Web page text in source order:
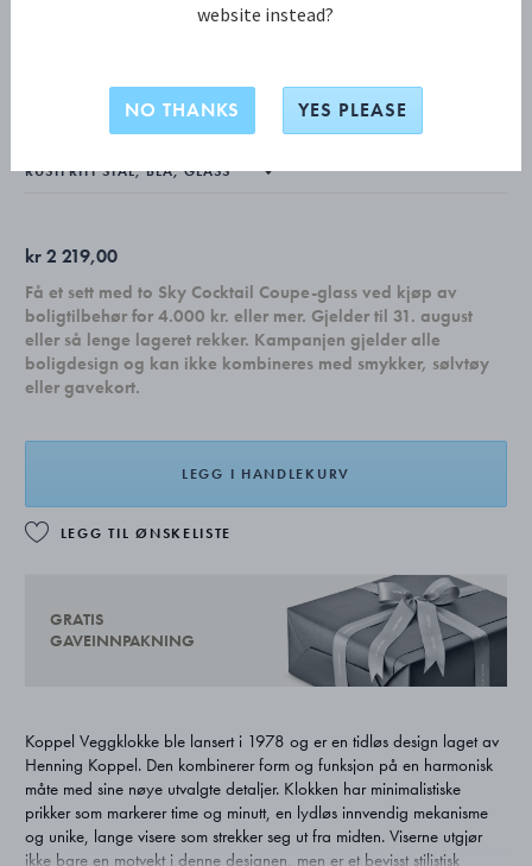
Koppel Veggklokke 22 cm, blå
kr 2 219,00
Få et sett med to Sky Cocktail Coupe-glass ved kjøp av
boligtilbehør for 4.000 kr. eller mer. Gjelder til 31. august
eller så lenge lageret rekker. Kampanjen gjelder alle
boligdesign og kan ikke kombineres med smykker, sølvtøy
eller gavekort.
LEGG I HANDLEKURV
LEGG TIL ØNSKELISTE
GRATIS
GAVEINNPAKNING
Koppel Veggklokke ble lansert i 1978 og er en tidløs design laget av
Henning Koppel. Den kombinerer form og funksjon på en harmonisk
måte med sine nøye utvalgte detaljer. Klokken har minimalistiske
prikker som markerer time og minutt, en lydløs innvendig mekanisme
og unike, lange visere som strekker seg ut fra midten. Viserne utgjør
ikke bare en motvekt i denne designen, men er et bevisst stilistisk
website instead?
NO THANKS YES PLEASE